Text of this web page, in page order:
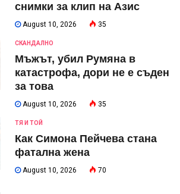
снимки за клип на Азис
August 10, 2026 35
СКАНДАЛНО
Мъжът, убил Румяна в
катастрофа, дори не е съден
за това
August 10, 2026 35
ТЯ И ТОЙ
Как Симона Пейчева стана
фатална жена
August 10, 2026 70